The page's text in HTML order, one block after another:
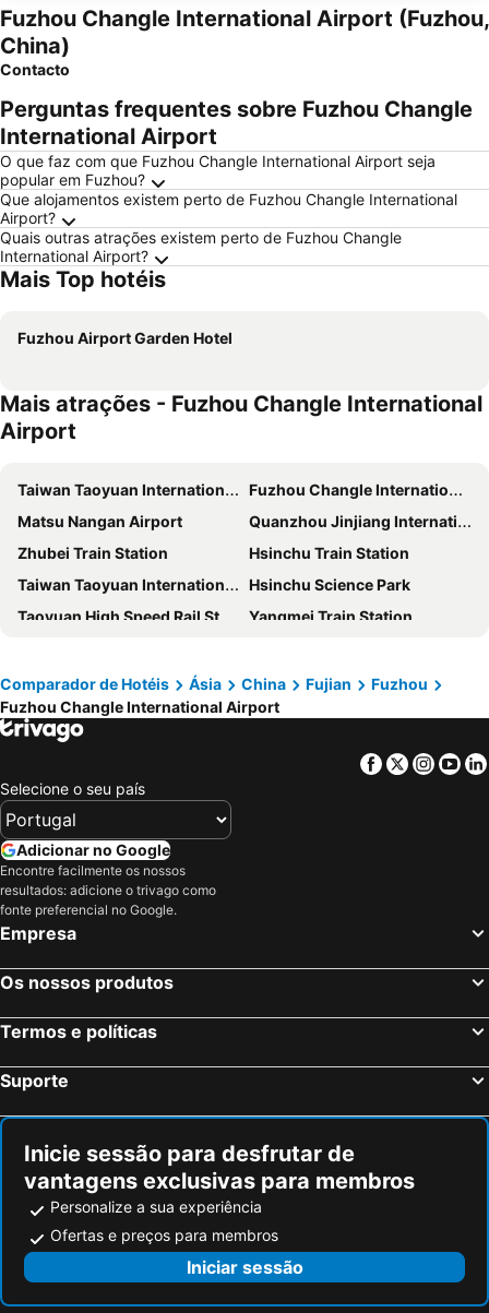
Fuzhou Changle International Airport (Fuzhou,
China)
Contacto
Perguntas frequentes sobre Fuzhou Changle
International Airport
O que faz com que Fuzhou Changle International Airport seja
popular em Fuzhou?
Que alojamentos existem perto de Fuzhou Changle International
Airport?
Quais outras atrações existem perto de Fuzhou Changle
International Airport?
Mais Top hotéis
Fuzhou Airport Garden Hotel
Mais atrações - Fuzhou Changle International
Airport
Taiwan Taoyuan International Airport
Fuzhou Changle International Airport
Matsu Nangan Airport
Quanzhou Jinjiang International Airport
Zhubei Train Station
Hsinchu Train Station
Taiwan Taoyuan International Airport
Hsinchu Science Park
Taoyuan High Speed Rail Station
Yangmei Train Station
Zhudong Train Station
Taoyuan Train Station
Leofoo Village
Tamsui Old Street and Waterfront
Tamsui MRT Station
Comparador de Hotéis Ásia China Fujian
Fuzhou
Fuzhou Changle International Airport
Facebook
Twitter
Selecione o seu país
Adicionar no Google
Encontre facilmente os nossos
resultados: adicione o trivago como
fonte preferencial no Google.
Empresa
Os nossos produtos
Termos e políticas
Suporte
Inicie sessão para desfrutar de
vantagens exclusivas para membros
Personalize a sua experiência
Ofertas e preços para membros
Iniciar sessão